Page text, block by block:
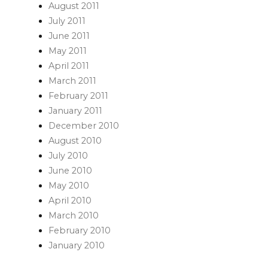
August 2011
July 2011
June 2011
May 2011
April 2011
March 2011
February 2011
January 2011
December 2010
August 2010
July 2010
June 2010
May 2010
April 2010
March 2010
February 2010
January 2010